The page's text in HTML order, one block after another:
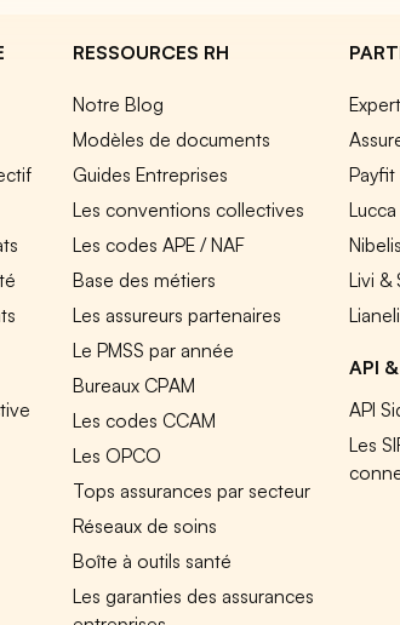
RESSOURCES RH
Notre Blog
Modèles de documents
Guides Entreprises
Les conventions collectives
Les codes APE / NAF
Base des métiers
Les assureurs partenaires
Le PMSS par année
Bureaux CPAM
Les codes CCAM
Les OPCO
Tops assurances par secteur
Réseaux de soins
Boîte à outils santé
Les garanties des assurances
Payfit
Livi &
API
API
Les